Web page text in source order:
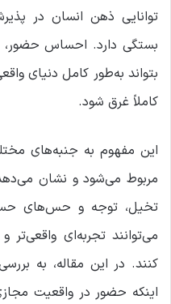
توانایی ذهن انسان در
بستگی دارد. احساس حضور،
بتواند به‌طور کامل دنیای
کاملاً غرق شود.
این مفهوم به جنبه‌های
مربوط می‌شود و نشان
تخیل، توجه و حس‌های
کنند. در این مقاله، به
اینکه حضور در واقعیت